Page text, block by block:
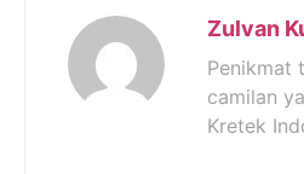
Zulvan
Penikmat
camilan
Kretek